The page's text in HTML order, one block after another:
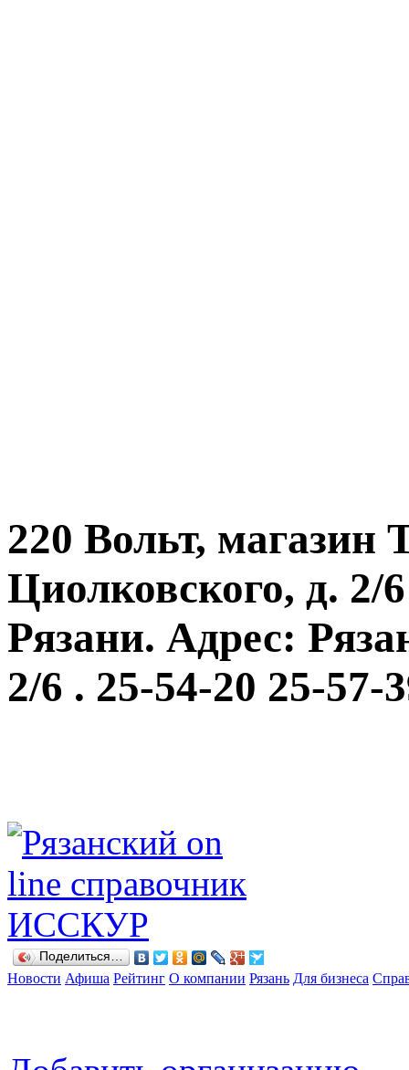
220 Вольт, магазин
Циолковского, д. 2/
Рязани. Адрес:
2/6 . 25-54-20 25-57-
Поделиться…
Новости Афиша Рейтинг О компании Рязань Для бизнеса